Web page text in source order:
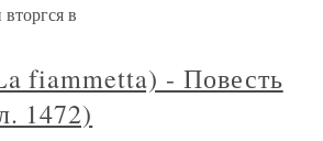
в
fiammetta) - Повесть
1472)